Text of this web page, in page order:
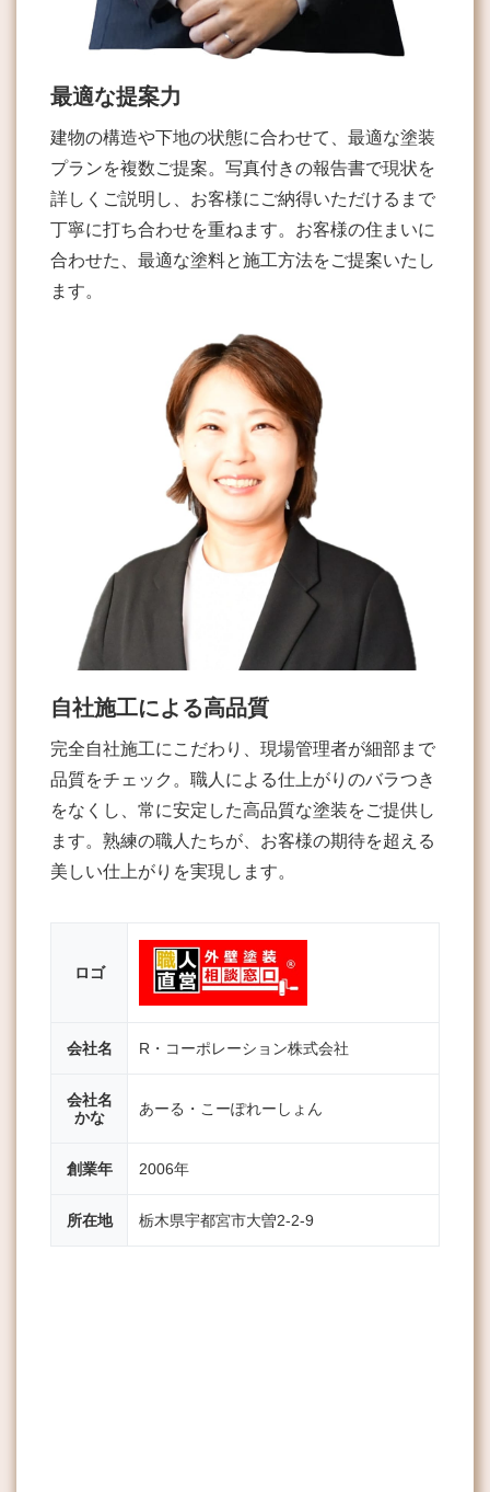
最適な提案力
建物の構造や下地の状態に合わせて、最適な塗装
プランを複数ご提案。写真付きの報告書で現状を
詳しくご説明し、お客様にご納得いただけるまで
丁寧に打ち合わせを重ねます。お客様の住まいに
合わせた、最適な塗料と施工方法をご提案いたし
ます。
自社施工による高品質
完全自社施工にこだわり、現場管理者が細部まで
品質をチェック。職人による仕上がりのバラつき
をなくし、常に安定した高品質な塗装をご提供し
ます。熟練の職人たちが、お客様の期待を超える
美しい仕上がりを実現します。
ロゴ
会社名 R・コーポレーション株式会社
会社名
かな
あーる・こーぽれーしょん
創業年 2006年
所在地 栃木県宇都宮市大曽2-2-9